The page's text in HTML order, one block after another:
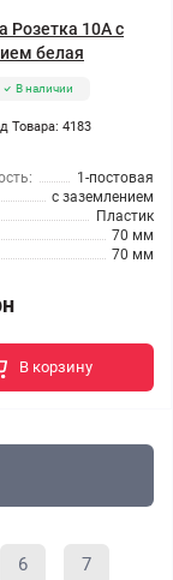
Розетка 10А с
белая
В наличии
Товара: 4183
1-постовая
с заземлением
Пластик
70 мм
70 мм
В корзину
6 7